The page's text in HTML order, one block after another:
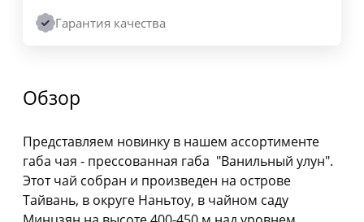
Гарантия качества
Обзор
Представляем новинку в нашем ассортименте
габа чая - прессованная габа "Ванильный улун".
Этот чай собран и произведен на острове
Тайвань, в округе Наньтоу, в чайном саду